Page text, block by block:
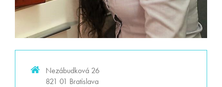
Nezábudková 26
821 01 Bratislava